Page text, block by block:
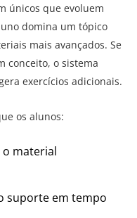
únicos que evoluem
domina um tópico
mais avançados. Se
conceito, o sistema
exercícios adicionais.
os alunos:
material
suporte em tempo